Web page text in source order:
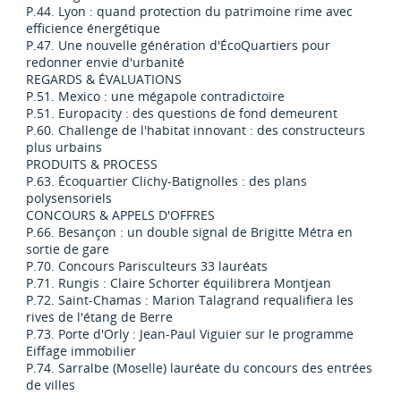
P.44. Lyon : quand protection du patrimoine rime avec
efficience énergétique
P.47. Une nouvelle génération d'ÉcoQuartiers pour
redonner envie d'urbanité
REGARDS & ÉVALUATIONS
P.51. Mexico : une mégapole contradictoire
P.51. Europacity : des questions de fond demeurent
P.60. Challenge de l'habitat innovant : des constructeurs
plus urbains
PRODUITS & PROCESS
P.63. Écoquartier Clichy-Batignolles : des plans
polysensoriels
CONCOURS & APPELS D'OFFRES
P.66. Besançon : un double signal de Brigitte Métra en
sortie de gare
P.70. Concours Parisculteurs 33 lauréats
P.71. Rungis : Claire Schorter équilibrera Montjean
P.72. Saint-Chamas : Marion Talagrand requalifiera les
rives de l'étang de Berre
P.73. Porte d'Orly : Jean-Paul Viguier sur le programme
Eiffage immobilier
P.74. Sarralbe (Moselle) lauréate du concours des entrées
de villes